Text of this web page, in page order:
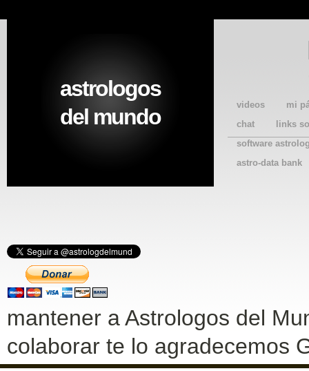
videos
mi
chat
links
software
astro-data bank
astrologos
del mundo
mantener a Astrologos del
colaborar te lo agradecemos